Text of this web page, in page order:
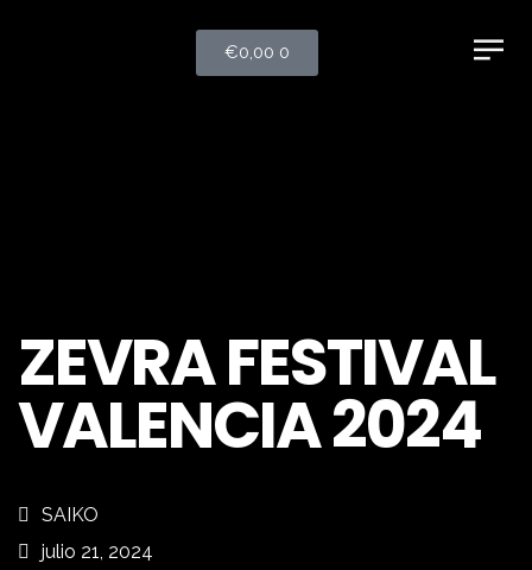
€0,00 0
ZEVRA FESTIVAL
VALENCIA 2024
SAIKO
julio 21, 2024